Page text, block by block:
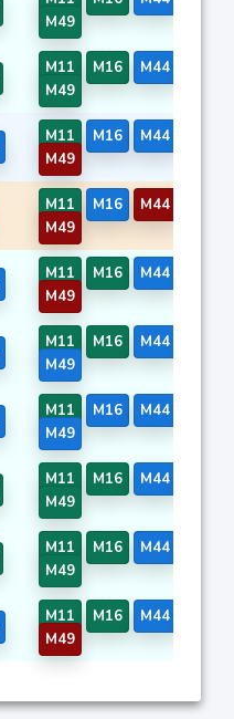
M49
M11 M16 M44
M49
M11 M16 M44
M49
M11 M16 M44
M49
M11 M16 M44
M49
M11 M16 M44
M49
M11 M16 M44
M49
M11 M16 M44
M49
M11 M16 M44
M49
M11 M16 M44
M49